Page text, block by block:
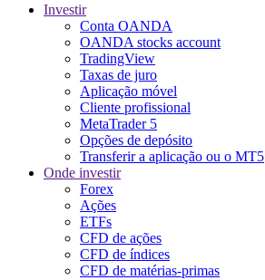
Investir
Conta OANDA
OANDA stocks account
TradingView
Taxas de juro
Aplicação móvel
Cliente profissional
MetaTrader 5
Opções de depósito
Transferir a aplicação ou o MT5
Onde investir
Forex
Ações
ETFs
CFD de ações
CFD de índices
CFD de matérias-primas